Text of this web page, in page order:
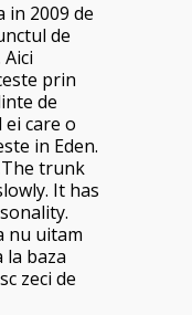
2009 de
de
prin
de
care o
in Eden.
trunk
It has
nu uitam
la baza
zeci de